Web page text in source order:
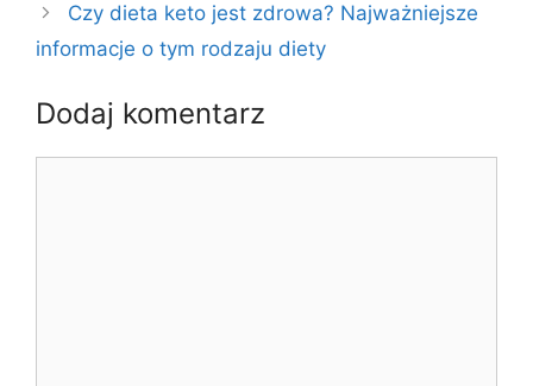
Czy dieta keto jest zdrowa? Najważniejsze
informacje o tym rodzaju diety
Dodaj komentarz